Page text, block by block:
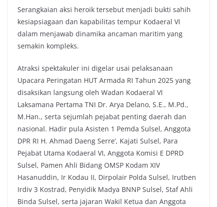
Serangkaian aksi heroik tersebut menjadi bukti sahih
kesiapsiagaan dan kapabilitas tempur Kodaeral VI
dalam menjawab dinamika ancaman maritim yang
semakin kompleks.
Atraksi spektakuler ini digelar usai pelaksanaan
Upacara Peringatan HUT Armada RI Tahun 2025 yang
disaksikan langsung oleh Wadan Kodaeral VI
Laksamana Pertama TNI Dr. Arya Delano, S.E., M.Pd.,
M.Han., serta sejumlah pejabat penting daerah dan
nasional. Hadir pula Asisten 1 Pemda Sulsel, Anggota
DPR RI H. Ahmad Daeng Serre’, Kajati Sulsel, Para
Pejabat Utama Kodaeral VI, Anggota Komisi E DPRD
Sulsel, Pamen Ahli Bidang OMSP Kodam XIV
Hasanuddin, Ir Kodau II, Dirpolair Polda Sulsel, Irutben
Irdiv 3 Kostrad, Penyidik Madya BNNP Sulsel, Staf Ahli
Binda Sulsel, serta jajaran Wakil Ketua dan Anggota